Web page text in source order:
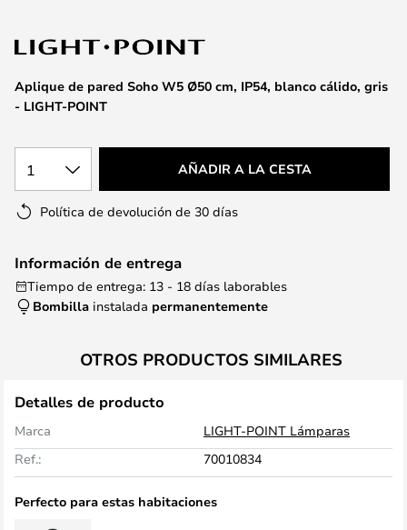
la
galería
de
imágenes
Aplique de pared Soho W5 Ø50 cm, IP54, blanco cálido, gris
- LIGHT-POINT
1 AÑADIR A LA CESTA
Política de devolución de 30 días
Información de entrega
Tiempo de entrega: 13 - 18 días laborables
Bombilla instalada permanentemente
OTROS PRODUCTOS SIMILARES
Detalles de producto
Marca
LIGHT-POINT Lámparas
Ref.:
70010834
Perfecto para estas habitaciones